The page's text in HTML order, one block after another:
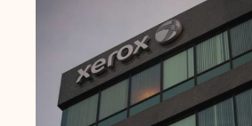
afirmat miercuri guvernatorul...